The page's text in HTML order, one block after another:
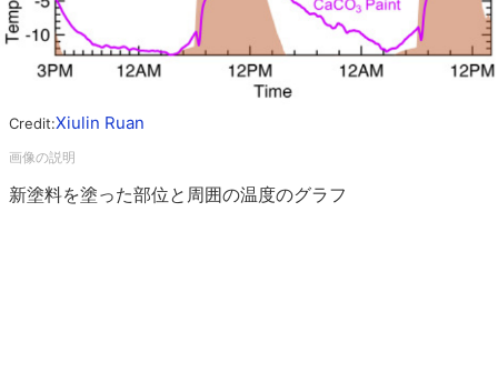
Credit:Xiulin Ruan
新塗料を塗った部位と周囲の温度のグラフ